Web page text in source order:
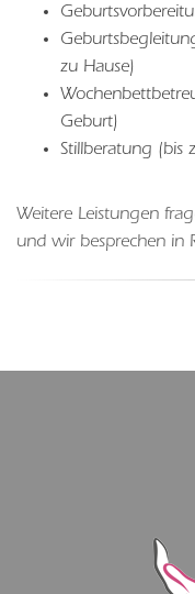
zu Hause)
Geburt)
Stillberatung (bis
Weitere Leistungen
und wir besprechen in